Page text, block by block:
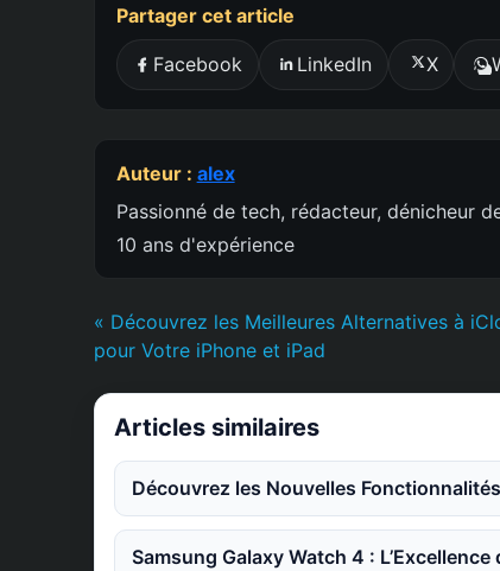
Partager cet article
Facebook LinkedIn X
Auteur : alex
Passionné de tech, rédacteur, dénicheur
10 ans d'expérience
« Découvrez les Meilleures Alternatives à
pour Votre iPhone et iPad
Articles similaires
Découvrez les Nouvelles
Samsung Galaxy Watch 4 :